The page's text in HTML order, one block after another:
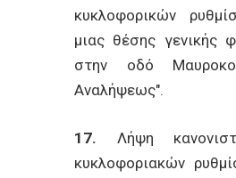
κυκλοφορικών
μιας θέσης γενικής
στην οδό
Αναλήψεως".
17. Λήψη
κυκλοφοριακών